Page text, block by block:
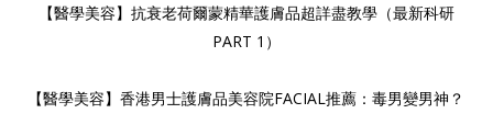
【醫學美容】抗衰老荷爾蒙精華護膚品超詳盡教學（最新科研
PART 1）
【醫學美容】香港男士護膚品美容院FACIAL推薦：毒男變男神？